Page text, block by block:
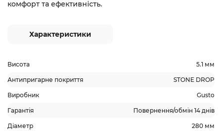
комфорт та ефективність.
Характеристики
Висота 5.1 мм
Антипригарне покриття STONE DROP
Виробник Gusto
Гарантія Повернення/обмін 14 днів
Діаметр 280 мм